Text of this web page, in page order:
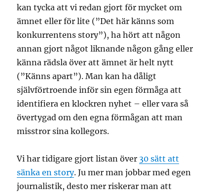
kan tycka att vi redan gjort för mycket om
ämnet eller för lite (”Det här känns som
konkurrentens story”), ha hört att någon
annan gjort något liknande någon gång eller
känna rädsla över att ämnet är helt nytt
(”Känns apart”). Man kan ha dåligt
självförtroende inför sin egen förmåga att
identifiera en klockren nyhet – eller vara så
övertygad om den egna förmågan att man
misstror sina kollegors.
Vi har tidigare gjort listan över 30 sätt att
sänka en story. Ju mer man jobbar med egen
journalistik, desto mer riskerar man att